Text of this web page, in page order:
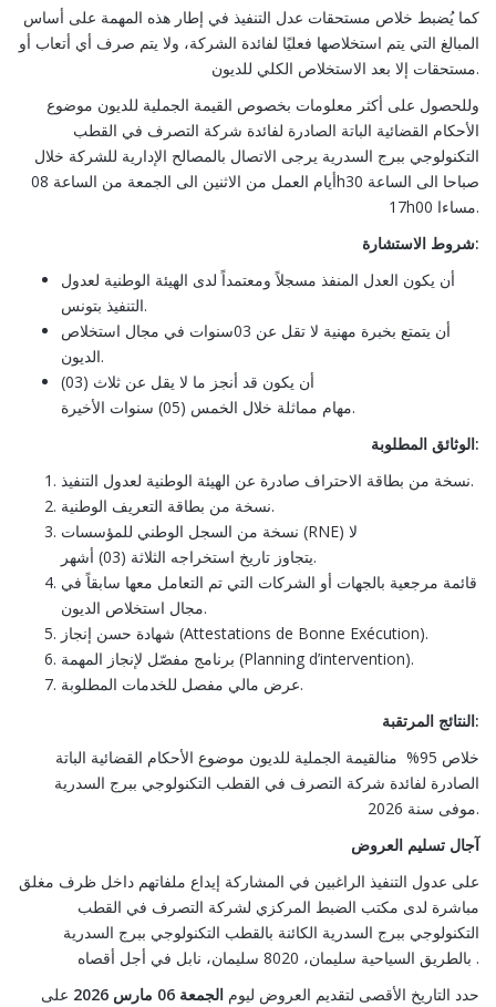
كما يُضبط خلاص مستحقات عدل التنفيذ في إطار هذه المهمة على أساس
المبالغ التي يتم استخلاصها فعليًا لفائدة الشركة، ولا يتم صرف أي أتعاب أو
مستحقات إلا بعد الاستخلاص الكلي للديون.
وللحصول على أكثر معلومات بخصوص القيمة الجملية للديون موضوع
الأحكام القضائية الباتة الصادرة لفائدة شركة التصرف في القطب
التكنولوجي ببرج السدرية يرجى الاتصال بالمصالح الإدارية للشركة خلال
أيام العمل من الاثنين الى الجمعة من الساعة 08h30 صباحا الى الساعة
17h00 مساءا.
شروط الاستشارة:
أن يكون العدل المنفذ مسجلاً ومعتمداً لدى الهيئة الوطنية لعدول
التنفيذ بتونس.
أن يتمتع بخبرة مهنية لا تقل عن 03سنوات في مجال استخلاص
الديون.
أن يكون قد أنجز ما لا يقل عن ثلاث (03)
مهام مماثلة خلال الخمس (05) سنوات الأخيرة.
الوثائق المطلوبة:
نسخة من بطاقة الاحتراف صادرة عن الهيئة الوطنية لعدول التنفيذ.
نسخة من بطاقة التعريف الوطنية.
نسخة من السجل الوطني للمؤسسات (RNE) لا
يتجاوز تاريخ استخراجه الثلاثة (03) أشهر.
قائمة مرجعية بالجهات أو الشركات التي تم التعامل معها سابقاً في
مجال استخلاص الديون.
شهادة حسن إنجاز (Attestations de Bonne Exécution).
برنامج مفصّل لإنجاز المهمة (Planning d’intervention).
عرض مالي مفصل للخدمات المطلوبة.
النتائج المرتقبة:
خلاص 95% منالقيمة الجملية للديون موضوع الأحكام القضائية الباتة
الصادرة لفائدة شركة التصرف في القطب التكنولوجي ببرج السدرية
موفى سنة 2026.
آجال تسليم العروض
على عدول التنفيذ الراغبين في المشاركة إيداع ملفاتهم داخل ظرف مغلق
مباشرة لدى مكتب الضبط المركزي لشركة التصرف في القطب
التكنولوجي ببرج السدرية الكائنة بالقطب التكنولوجي ببرج السدرية
بالطريق السياحية سليمان، 8020 سليمان، نابل في أجل أقصاه .
حدد التاريخ الأقصى لتقديم العروض ليوم الجمعة 06 مارس 2026
على